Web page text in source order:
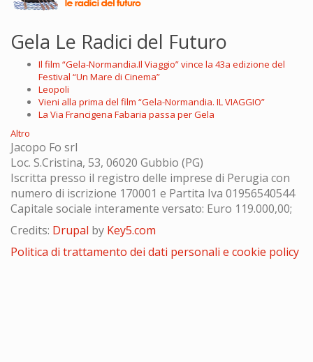
Gela Le Radici del Futuro
Il film “Gela-Normandia.Il Viaggio” vince la 43a edizione del
Festival “Un Mare di Cinema”
Leopoli
Vieni alla prima del film “Gela-Normandia. IL VIAGGIO”
La Via Francigena Fabaria passa per Gela
Altro
Jacopo Fo srl
Loc. S.Cristina, 53, 06020 Gubbio (PG)
Iscritta presso il registro delle imprese di Perugia con
numero di iscrizione 170001 e Partita Iva 01956540544
Capitale sociale interamente versato: Euro 119.000,00;
Credits: Drupal by Key5.com
Politica di trattamento dei dati personali e cookie policy